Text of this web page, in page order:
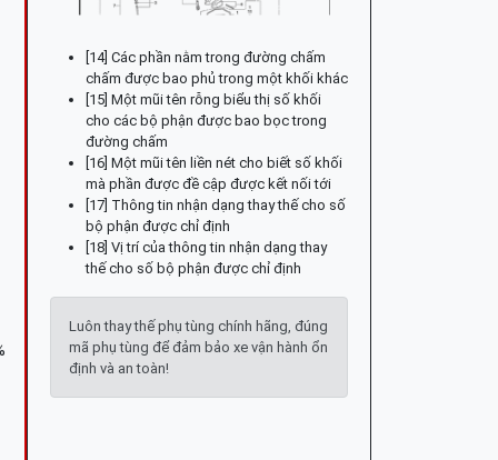
[14] Các phần nằm trong đường chấm
chấm được bao phủ trong một khối khác
[15] Một mũi tên rỗng biểu thị số khối
cho các bộ phận được bao bọc trong
đường chấm
[16] Một mũi tên liền nét cho biết số khối
mà phần được đề cập được kết nối tới
[17] Thông tin nhận dạng thay thế cho số
bộ phận được chỉ định
[18] Vị trí của thông tin nhận dạng thay
thế cho số bộ phận được chỉ định
Luôn thay thế phụ tùng chính hãng, đúng
mã phụ tùng để đảm bảo xe vận hành ổn
định và an toàn!